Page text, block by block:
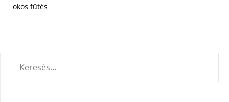
okos fűtés